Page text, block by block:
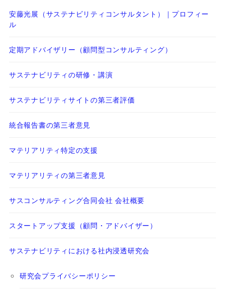
安藤光展（サステナビリティコンサルタント）｜プロフィー
ル
定期アドバイザリー（顧問型コンサルティング）
サステナビリティの研修・講演
サステナビリティサイトの第三者評価
統合報告書の第三者意見
マテリアリティ特定の支援
マテリアリティの第三者意見
サスコンサルティング合同会社 会社概要
スタートアップ支援（顧問・アドバイザー）
サステナビリティにおける社内浸透研究会
研究会プライバシーポリシー